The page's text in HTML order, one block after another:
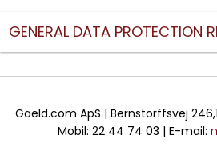
GENERAL DATA PROTECTION
Gaeld.com ApS | Bernstorffsvej
Mobil: 22 44 74 03 | E-mail: